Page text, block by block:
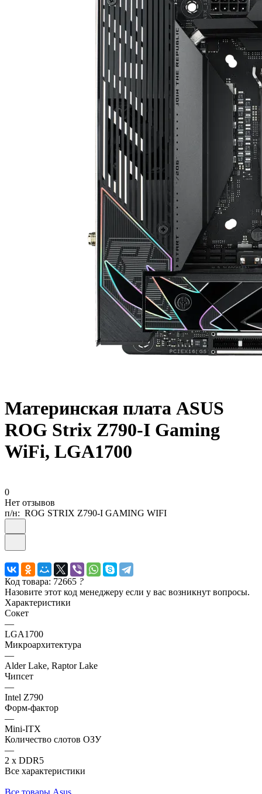
Материнская плата ASUS
ROG Strix Z790-I Gaming
WiFi, LGA1700
0
Нет отзывов
п/н: ROG STRIX Z790-I GAMING WIFI
Код товара: 72665 ?
Назовите этот код менеджеру если у вас возникнут вопросы.
Характеристики
Сокет
—
LGA1700
Микроархитектура
—
Alder Lake, Raptor Lake
Чипсет
—
Intel Z790
Форм-фактор
—
Mini-ITX
Количество слотов ОЗУ
—
2 x DDR5
Все характеристики
Все товары Asus